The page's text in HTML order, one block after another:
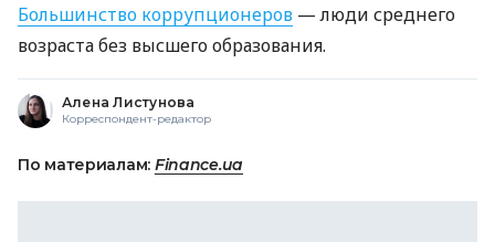
Большинство коррупционеров — люди среднего
возраста без высшего образования.
Алена Листунова
Корреспондент-редактор
По материалам: Finance.ua